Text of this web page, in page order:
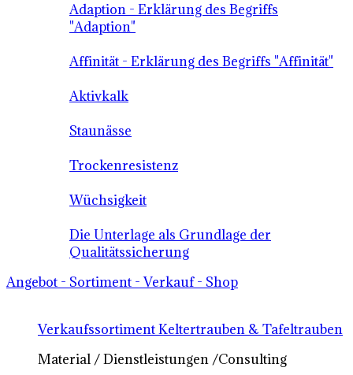
Adaption - Erklärung des Begriffs
"Adaption"
Affinität - Erklärung des Begriffs "Affinität"
Aktivkalk
Staunässe
Trockenresistenz
Wüchsigkeit
Die Unterlage als Grundlage der
Qualitätssicherung
Angebot - Sortiment - Verkauf - Shop
Verkaufssortiment Keltertrauben & Tafeltrauben
Material / Dienstleistungen /Consulting